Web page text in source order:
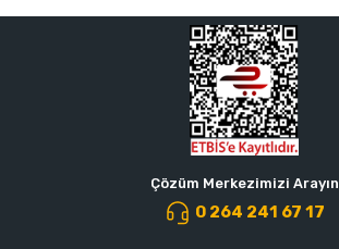
Çözüm Merkezimizi Arayın
0 264 241 67 17